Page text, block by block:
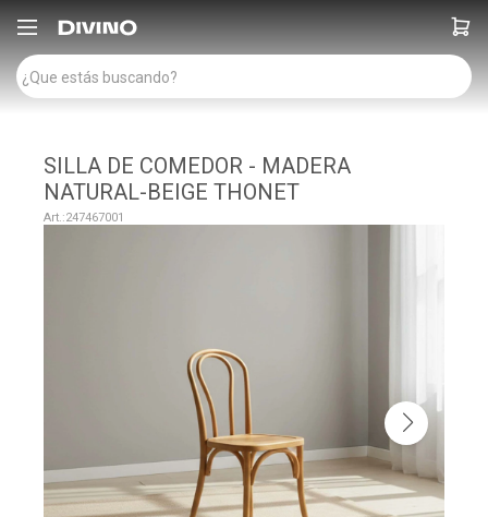

SILLA DE COMEDOR - MADERA
NATURAL-BEIGE THONET
247467001